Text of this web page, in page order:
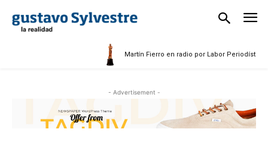
Martín Fierro en radio por Labor Periodística
- Advertisement -